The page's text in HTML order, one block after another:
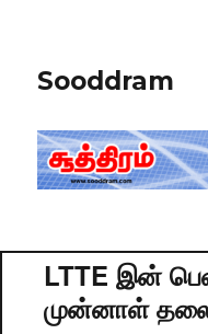
Sooddram
LTTE இன்
முன்னாள்